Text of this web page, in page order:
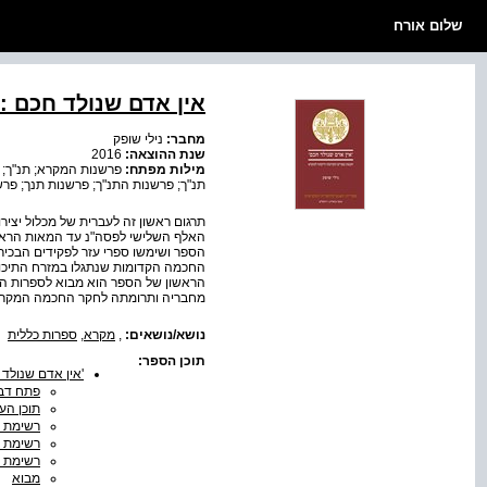
שלום אורח
אין אדם שנולד
מחבר: נילי שופק
שנת ההוצאה:
מילות מפתח: פרשנות המקרא;
תנ"ך; פרשנות התנ"ך; פרשנות תנך;
תרגום ראשון זה לעברית של מכלול
האלף השלישי לפסה"נ עד המאות
הספר ושימשו ספרי עזר לפקידים
החכמה הקדומות שנתגלו במזרח
הראשון של הספר הוא מבוא לספרות
מחבריה ותרומתה לחקר החכמה
נושא/נושאים: מקרא ספרות כללית
תוכן הספר:
'אין אדם
פתח
תוכן
רשימת
רשימת
רשימת
מבוא